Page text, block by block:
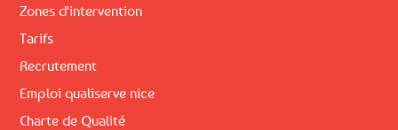
Zones d'intervention
Tarifs
Recrutement
Emploi qualiserve nice
Charte de Qualité